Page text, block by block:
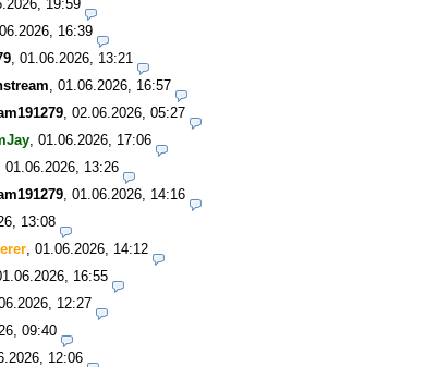
19:59
16:39
01.06.2026, 13:21
01.06.2026, 16:57
02.06.2026, 05:27
01.06.2026, 17:06
01.06.2026, 13:26
01.06.2026, 14:16
13:08
01.06.2026, 14:12
16:55
12:27
09:40
12:06